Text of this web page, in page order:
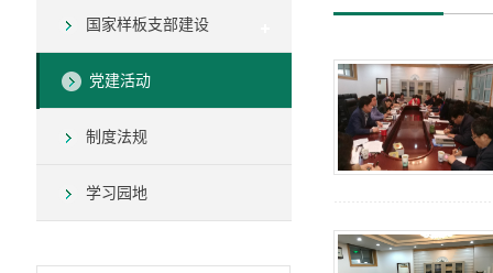
国家样板支部建设
党建活动
制度法规
学习园地